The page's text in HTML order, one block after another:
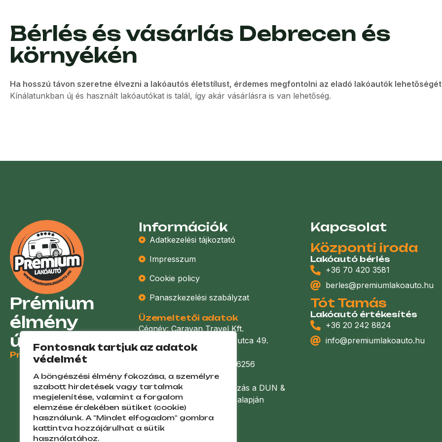
Fontosnak tartjuk az adatok
védelmét
A böngészési élmény fokozása, a személyre
szabott hirdetések vagy tartalmak
megjelenítése, valamint a forgalom
elemzése érdekében sütiket (cookie)
használunk. A "Mindet elfogadom" gombra
kattintva hozzájárulhat a sütik
használatához.
Bérlés és vásárlás Debrecen és
környékén
Ha hosszú távon szeretne élvezni a lakóautós életstílust, érdemes megfontolni az eladó lakóautók
Kínálatunkban új és használt lakóautókat is talál, így akár vásárlásra is van lehetőség.
Prémium
élmény
útközben
Premiumlakoauto.hu
Információk
Adatkezelési tájkoztató
Impresszum
Cookie policy
Panaszkezelési szabályzat
Üzemeltetői adatok
Cégnév: Caravan Travel Kft.
Székhely: 8196 Litér, Nap utca 49.
Adószám: 24300892-2-19
Cégjegyzékszám: 19 09 516256
Pénzügyileg stabil vállalkozás a DUN &
BRADSTREET minősítése alapján
Kapcsolat
Központi iroda
Lakóautó bérlés
+36 70 420 3581
berles@premiumlakoauto.hu
Tót Tamás
Lakóautó értékesítés
+36 20 242 8824
info@premiumlakoauto.hu